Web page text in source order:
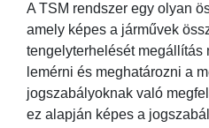
A TSM rendszer egy olyan
amely képes a járművek
tengelyterhelését megállítás
lemérni és meghatározni a
jogszabályoknak való
ez alapján képes a